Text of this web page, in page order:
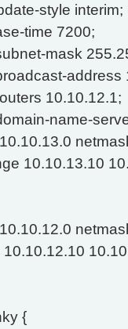
style interim;
time 7200;
mask
address
10.10.12.1;
name-
10.10.13.10
{